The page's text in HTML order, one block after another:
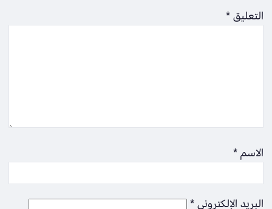
التعليق*
الاسم*
البريد الإلكتروني*